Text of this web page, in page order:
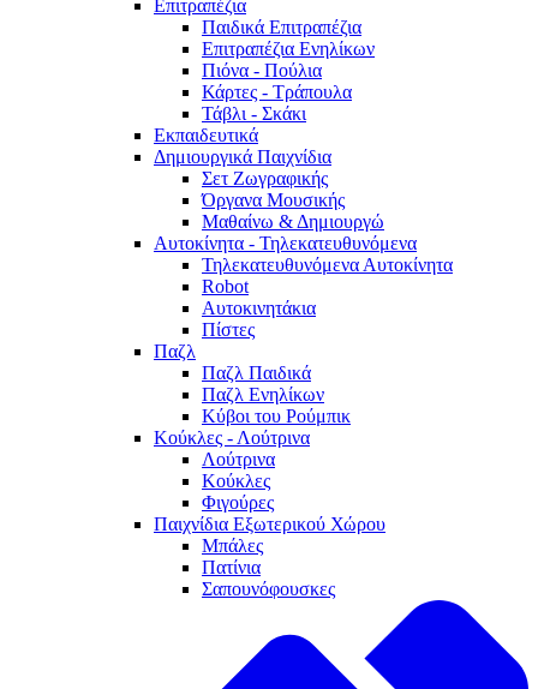
Επιτραπέζια
Παιδικά Επιτραπέζια
Επιτραπέζια Ενηλίκων
Πιόνα - Πούλια
Κάρτες - Τράπουλα
Τάβλι - Σκάκι
Εκπαιδευτικά
Δημιουργικά Παιχνίδια
Σετ Ζωγραφικής
Όργανα Μουσικής
Μαθαίνω & Δημιουργώ
Αυτοκίνητα - Τηλεκατευθυνόμενα
Τηλεκατευθυνόμενα Αυτοκίνητα
Robot
Αυτοκινητάκια
Πίστες
Παζλ
Παζλ Παιδικά
Παζλ Ενηλίκων
Κύβοι του Ρούμπικ
Κούκλες - Λούτρινα
Λούτρινα
Κούκλες
Φιγούρες
Παιχνίδια Εξωτερικού Χώρου
Μπάλες
Πατίνια
Σαπουνόφουσκες